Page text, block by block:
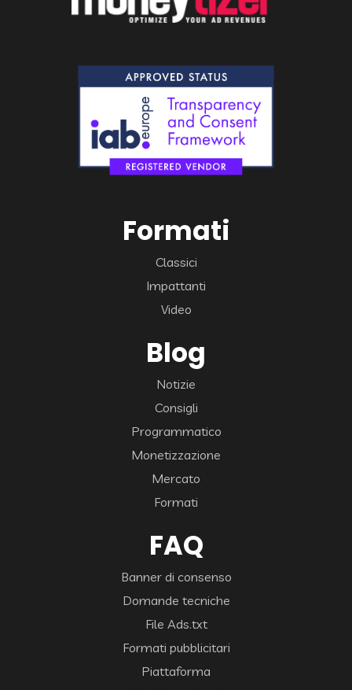
Formati
Classici
Impattanti
Video
Blog
Notizie
Consigli
Programmatico
Monetizzazione
Mercato
Formati
FAQ
Banner di consenso
Domande tecniche
File Ads.txt
Formati pubblicitari
Piattaforma